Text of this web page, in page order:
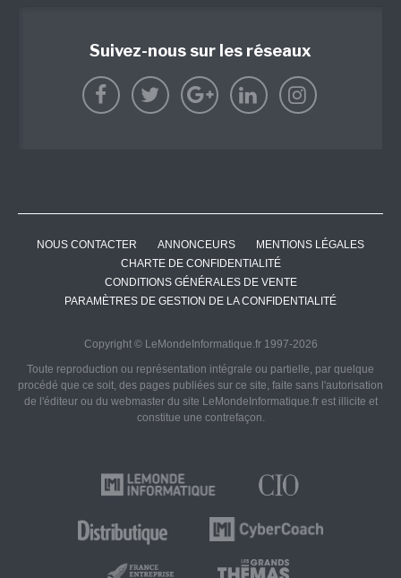
Suivez-nous sur les réseaux
NOUS CONTACTER ANNONCEURS
MENTIONS LÉGALES
CHARTE DE CONFIDENTIALITÉ
CONDITIONS GÉNÉRALES DE VENTE
PARAMÈTRES DE GESTION DE LA CONFIDENTIALITÉ
Copyright © LeMondeInformatique.fr 1997-2026
Toute reproduction ou représentation intégrale ou partielle, par quelque
procédé que ce soit, des pages publiées sur ce site, faite sans l'autorisation
de l'éditeur ou du webmaster du site LeMondeInformatique.fr est illicite et
constitue une contrefaçon.